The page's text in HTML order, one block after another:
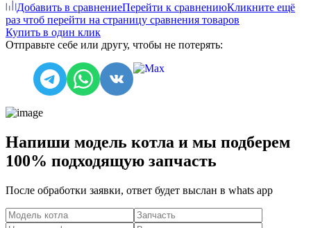
Добавить в сравнениеПерейти к сравнениюКликните ещё
раз чтоб перейти на страницу сравнения товаров
Купить в один клик
Отправьте себе или другу, чтобы не потерять:
Напиши модель котла и мы подберем
100% подходящую запчасть
После обработки заявки, ответ будет выслан в whats app